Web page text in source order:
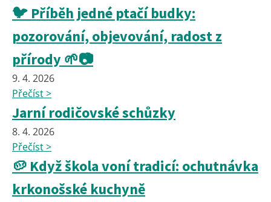
🐦 Příběh jedné ptačí budky:
pozorování, objevování, radost z
přírody 🌱📷
9. 4. 2026
Přečíst >
Jarní rodičovské schůzky
8. 4. 2026
Přečíst >
🥔 Když škola voní tradicí: ochutnávka
krkonošské kuchyně